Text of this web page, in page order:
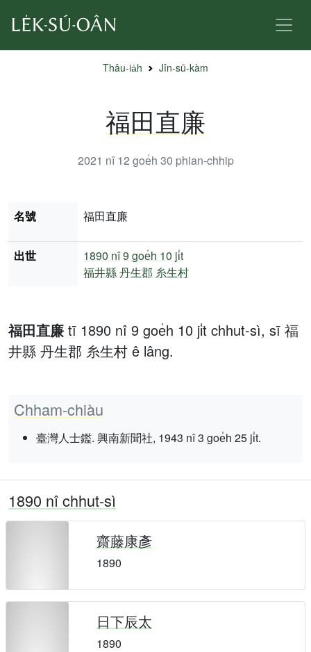
Thâu-ia̍h Jîn-sū-kàm
福田直廉
2021 nî 12 goe̍h 30 phian-chhip
福田直廉 tī 1890 nî 9 goe̍h 10 ji̍t chhut-sì, sī 福
井縣 丹生郡 糸生村 ê lâng.
Chham-chiàu
臺灣人士鑑. 興南新聞社, 1943 nî 3 goe̍h 25 ji̍t.
名號 福田直廉
出世 1890 nî9 goe̍h 10 ji̍t
福井縣丹生郡 糸生村
1890 nî chhut-sì
齋藤康彥
1890
日下辰太
1890